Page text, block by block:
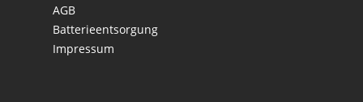
AGB
Batterieentsorgung
Impressum